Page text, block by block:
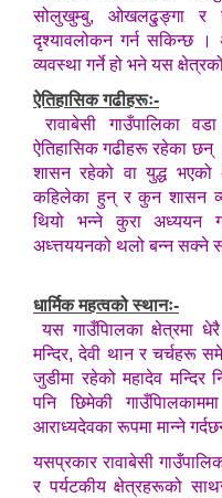
सोलुखुम्बु, ओखलढु्ङ्गा र
दृश्यावलोकन गर्न सकिन्छ ।
व्यवस्था गर्ने हो भने यस
ऐतिहासिक गढीहरूः-
रावाबेसी गाउँपालिका
ऐतिहासिक गढीहरू रहेका छन्
शासन रहेको वा युद्ध
कहिलेका हुन् र कुन शासन
थियो भन्ने कुरा अध्ययन
अध्त्तययनको थलो बन्न सक्ने
धार्मिक महत्वको स्थानः-
यस गाउँपािलका क्षेत्रमा
मन्दिर, देवी थान र चर्चहरू
जुडीमा रहेको महादेव
पनि छिमेकी
आराध्यदेवका रूपमा मान्ने
यसप्रकार रावाबेसी
र पर्यटकीय क्षेत्रहरूको